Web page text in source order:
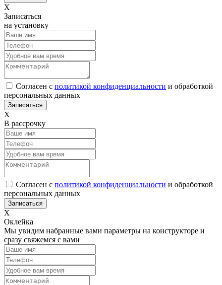
Х
Записаться
на установку
Согласен с политикой конфиденциальности и обработкой
персональных данных
Х
В рассрочку
Согласен с политикой конфиденциальности и обработкой
персональных данных
Х
Оклейка
Мы увидим набранные вами параметры на конструкторе и
сразу свяжемся с вами